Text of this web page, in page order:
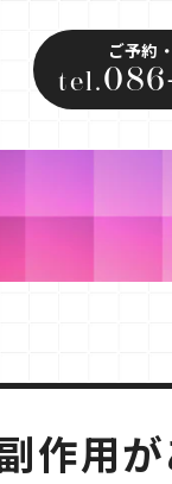
ご予約
tel.
作用